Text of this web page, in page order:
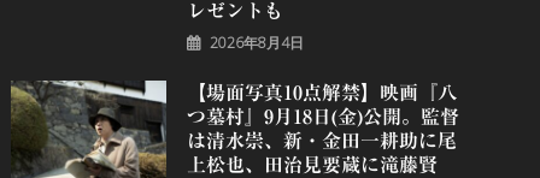
レゼントも
2026年8月4日
【場面写真10点解禁】映画『八
つ墓村』9月18日(金)公開。監督
は清水崇、新・金田一耕助に尾
上松也、田治見要蔵に滝藤賢